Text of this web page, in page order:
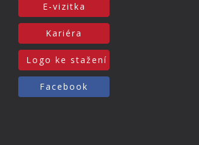
E-vizitka
Kariéra
Logo ke stažení
Facebook